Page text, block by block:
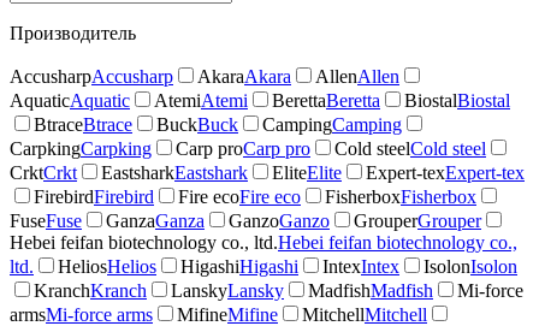
Производитель
AccusharpAccusharp AkaraAkara AllenAllen
AquaticAquatic AtemiAtemi BerettaBeretta BiostalBiostal
BtraceBtrace BuckBuck CampingCamping
CarpkingCarpking Carp proCarp pro Cold steelCold steel
CrktCrkt EastsharkEastshark EliteElite Expert-texExpert-tex
FirebirdFirebird Fire ecoFire eco FisherboxFisherbox
FuseFuse GanzaGanza GanzoGanzo GrouperGrouper
Hebei feifan biotechnology co., ltd.Hebei feifan biotechnology co.,
ltd.
HeliosHelios HigashiHigashi IntexIntex IsolonIsolon
KranchKranch LanskyLansky MadfishMadfish
Mi-force
armsMi-force arms MifineMifine MitchellMitchell